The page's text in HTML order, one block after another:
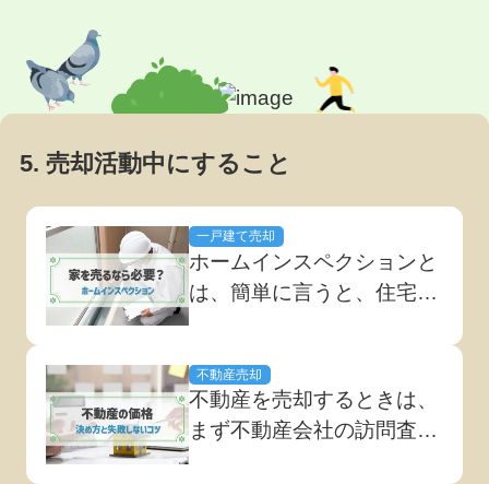
5. 売却活動中にすること
一戸建て売却
ホームインスペクションと
は、簡単に言うと、住宅の
状況や欠陥の有無などを調
査・診断することです。主
に中古住宅を売買する際に
不動産売却
不動産を売却するときは、
まず不動産会社の訪問査定